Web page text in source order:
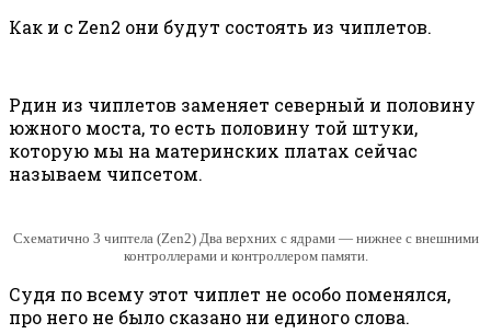
Как и с Zen2 они будут состоять из чиплетов.
Рдин из чиплетов заменяет северный и половину
южного моста, то есть половину той штуки,
которую мы на материнских платах сейчас
называем чипсетом.
Схематично 3 чиптела (Zen2) Два верхних с ядрами — нижнее с внешними
контроллерами и контроллером памяти.
Судя по всему этот чиплет не особо поменялся,
про него не было сказано ни единого слова.